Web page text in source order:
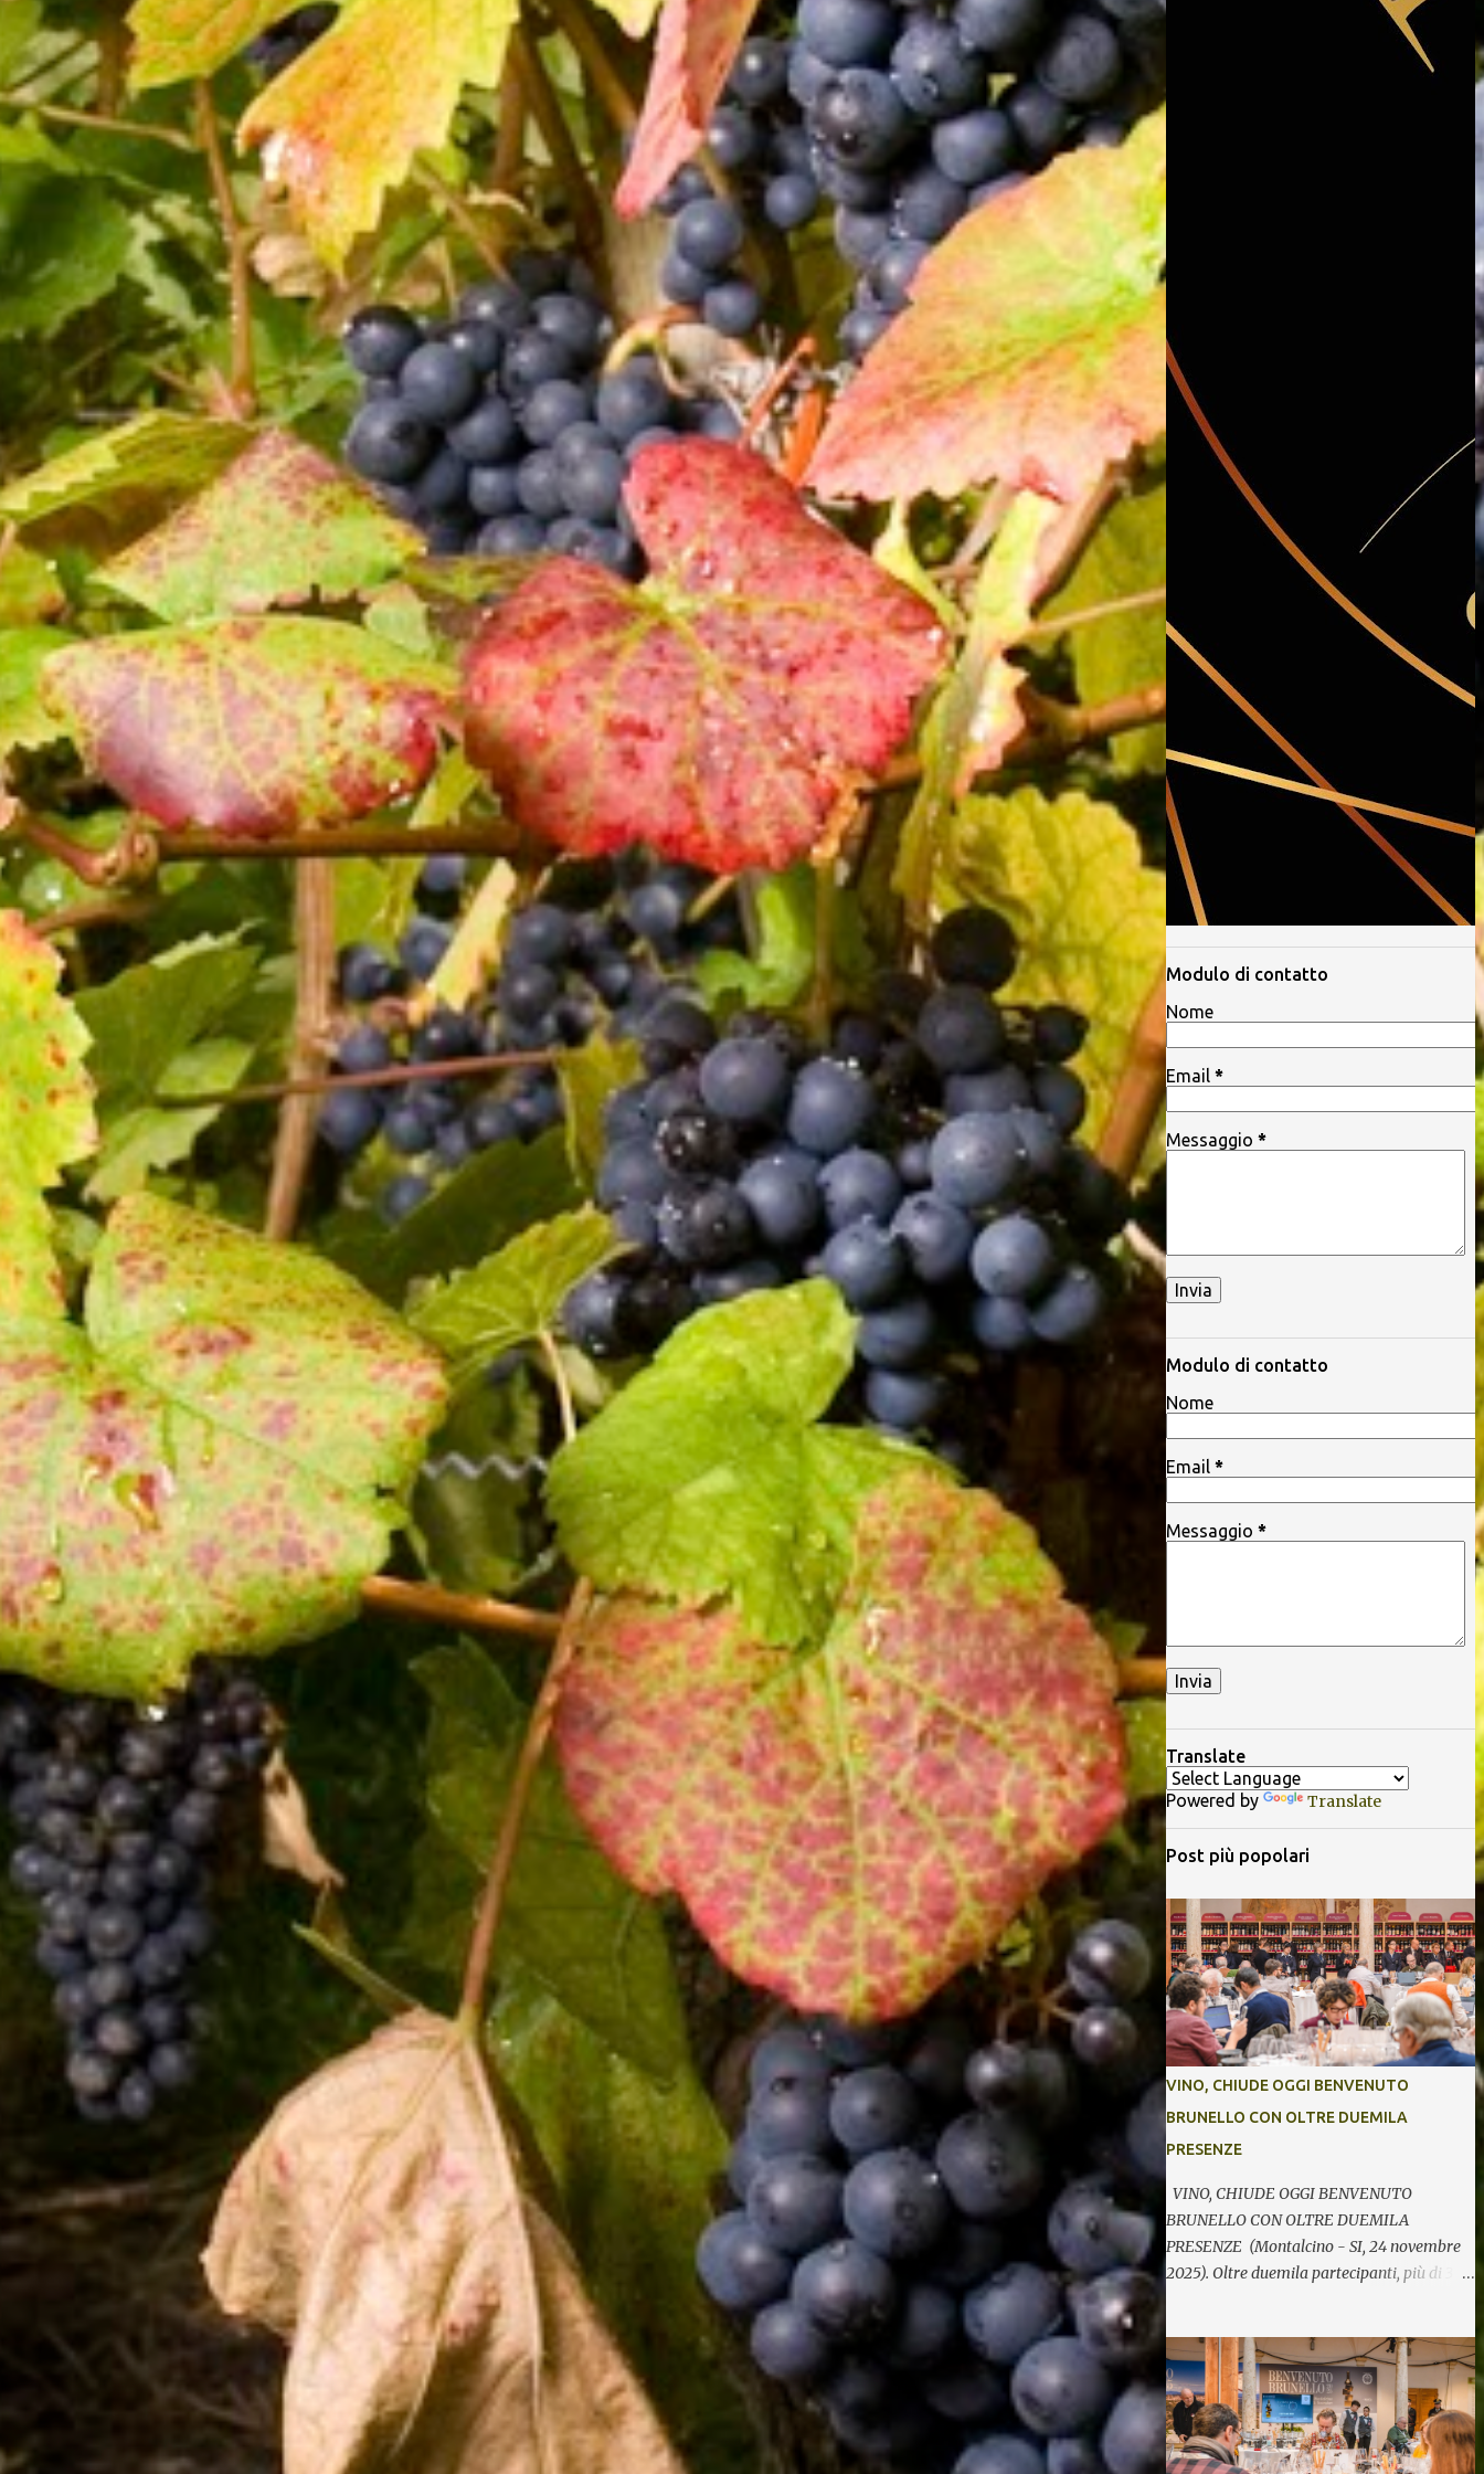
Modulo di contatto
Nome
Email *
Messaggio *
Modulo di contatto
Nome
Email *
Messaggio *
Translate
Powered by Translate
Post più popolari
VINO, CHIUDE OGGI BENVENUTO
BRUNELLO CON OLTRE DUEMILA
PRESENZE
VINO, CHIUDE OGGI BENVENUTO
BRUNELLO CON OLTRE DUEMILA
PRESENZE (Montalcino - SI, 24 novembre
2025). Oltre duemila partecipanti, più di 370
edizione di Benvenuto Brunello, l’annuale
evento di presentazione delle nuove annate
del principe dei rossi toscani a cura del
Consorzio del vino Brunello di Montalcino.
In assaggio nei calici, il millesimo 2021, la